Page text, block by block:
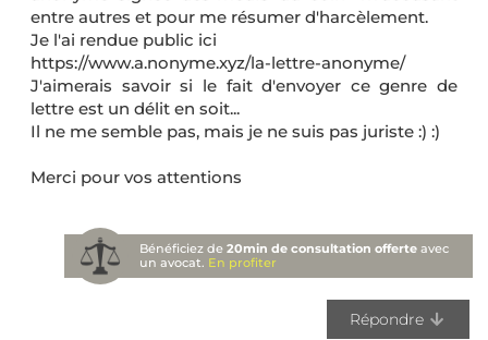
entre autres et pour me résumer d'harcèlement.
Je l'ai rendue public ici
https://www.a.nonyme.xyz/la-lettre-anonyme/
J'aimerais savoir si le fait d'envoyer ce genre de
lettre est un délit en soit...
Il ne me semble pas, mais je ne suis pas juriste :) :)
Merci pour vos attentions
Bénéficiez de20min de consultation offerte avec
un avocat. En profiter
Répondre